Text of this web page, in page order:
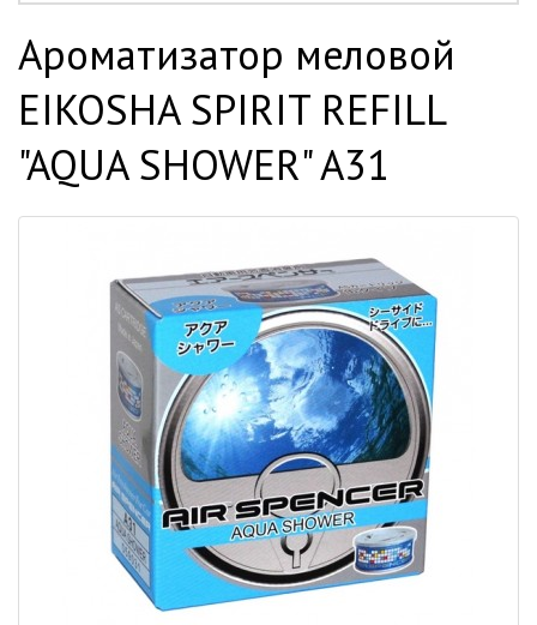
Ароматизатор меловой
EIKOSHA SPIRIT REFILL
"AQUA SHOWER" A31